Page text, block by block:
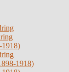
1918)
1918)